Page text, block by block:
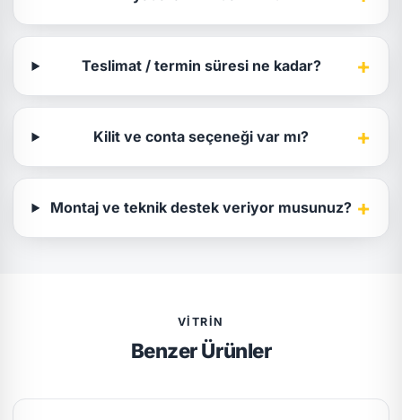
Teslimat / termin süresi ne kadar? +
Kilit ve conta seçeneği var mı? +
Montaj ve teknik destek veriyor musunuz? +
VITRIN
Benzer Ürünler